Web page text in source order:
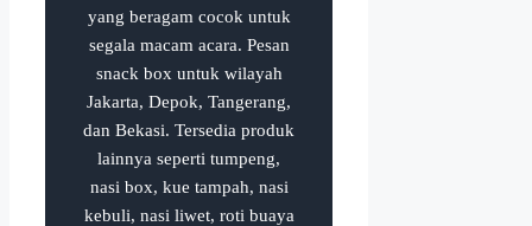
yang beragam cocok untuk
segala macam acara. Pesan
snack box untuk wilayah
Jakarta, Depok, Tangerang,
dan Bekasi. Tersedia produk
lainnya seperti tumpeng,
nasi box, kue tampah, nasi
kebuli, nasi liwet, roti buaya